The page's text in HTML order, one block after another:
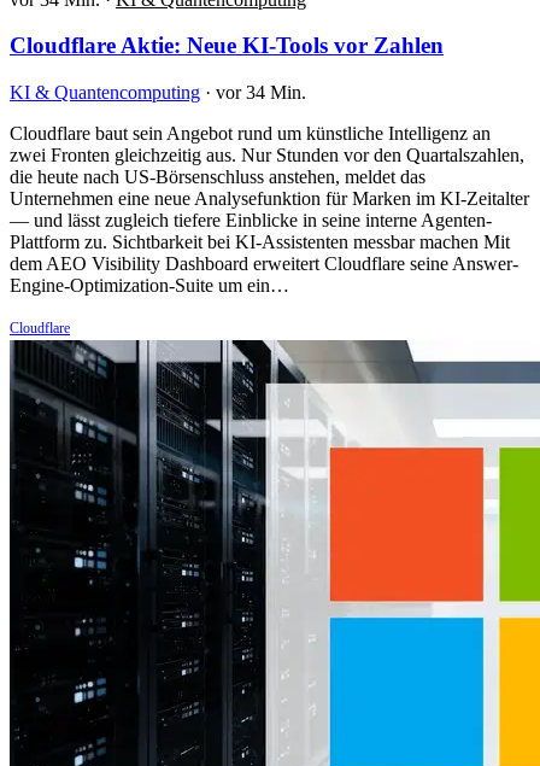
Cloudflare Aktie: Neue KI-Tools vor Zahlen
KI & Quantencomputing · vor 34 Min.
Cloudflare baut sein Angebot rund um künstliche Intelligenz an
zwei Fronten gleichzeitig aus. Nur Stunden vor den Quartalszahlen,
die heute nach US-Börsenschluss anstehen, meldet das
Unternehmen eine neue Analysefunktion für Marken im KI-Zeitalter
— und lässt zugleich tiefere Einblicke in seine interne Agenten-
Plattform zu. Sichtbarkeit bei KI-Assistenten messbar machen Mit
dem AEO Visibility Dashboard erweitert Cloudflare seine Answer-
Engine-Optimization-Suite um ein…
Cloudflare